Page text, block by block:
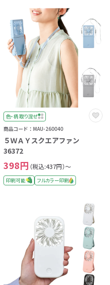
色・柄 取り混ぜ
商品コード：MAU-260040
５ＷＡＹスクエアファン
36372
398円 （税込:437円）～
印刷可能 フルカラー印刷